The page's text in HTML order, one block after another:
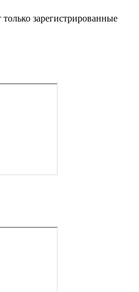
зарегистрированные